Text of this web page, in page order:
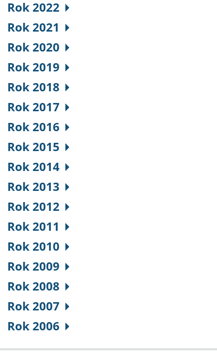
Rok 2022
Rok 2021
Rok 2020
Rok 2019
Rok 2018
Rok 2017
Rok 2016
Rok 2015
Rok 2014
Rok 2013
Rok 2012
Rok 2011
Rok 2010
Rok 2009
Rok 2008
Rok 2007
Rok 2006